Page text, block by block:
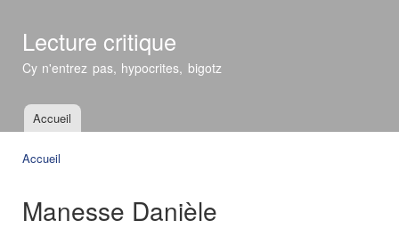
Lecture critique
Cy n'entrez pas, hypocrites, bigotz
Menu principal
Accueil
Accueil
Manesse Danièle